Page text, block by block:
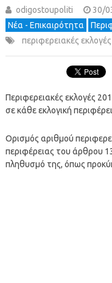
odigostoupoliti
30/
Νέα - Επικαιρότητα
περιφερειακές
Περιφερειακές εκλογές
σε κάθε εκλογική
Ορισμός αριθμού
περιφέρειας του άρθρου
πληθυσμό της, όπως